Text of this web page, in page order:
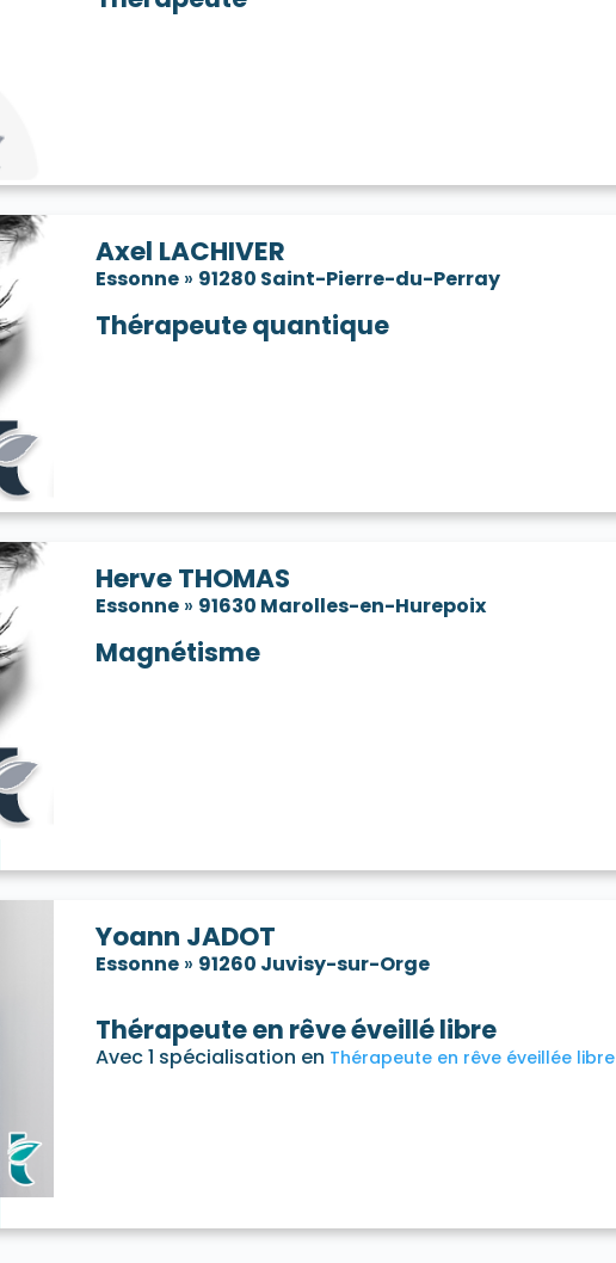
Axel LACHIVER
Essonne » 91280 Saint-Pierre-du-Perray
Thérapeute quantique
Herve THOMAS
Essonne » 91630 Marolles-en-Hurepoix
Magnétisme
Yoann JADOT
Essonne » 91260 Juvisy-sur-Orge
Thérapeute en rêve éveillé libre
Avec 1 spécialisation en Thérapeute en rêve éveillée libre